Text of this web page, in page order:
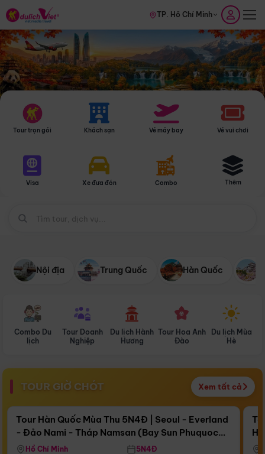
TP. Hồ Chí Minh
Tour trọn gói Khách sạn Vé máy bay Vé vui chơi
Visa Xe đưa đón Combo Thêm
Nội địa Trung Quốc Hàn Quốc
Combo Du
lịch
Tour Doanh
Nghiệp
Du lịch Hành
Hương
Tour Hoa Anh
Đào
Du lịch Mùa
Hè
TOUR GIỜ CHÓT Xem tất cả
Còn15 ngày 08:10:57
Bay Sun Phuquoc Airways
Điểm nổi bật
Tour Hàn Quốc Mùa Thu 5N4Đ | Seoul - Everland
- Đảo Nami - Tháp Namsan (Bay Sun Phuquoc
Airways)
Hồ Chí Minh 5N4Đ